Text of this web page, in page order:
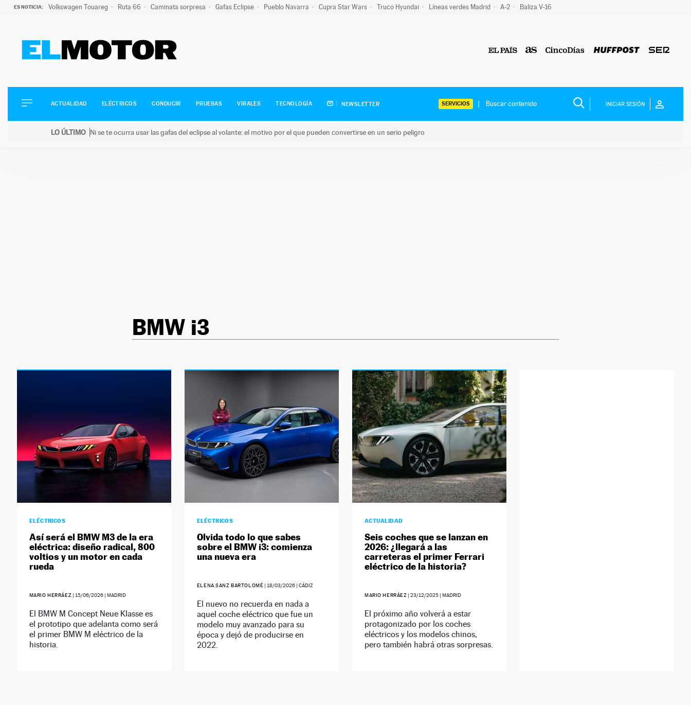
ES NOTICIA: Volkswagen Touareg Ruta 66 Caminata sorpresa Gafas Eclipse Pueblo Navarra Cupra Star Wars Truco Hyundai Líneas verdes Madrid A-2 Baliza V-16
ELÉCTRICOS
CONDUCIR
ACTUALIDAD ELÉCTRICOS CONDUCIR PRUEBAS VIRALES TECNOLOGÍA NEWSLETTER SERVICIOS INICIAR SESIÓN
LO ÚLTIMO Ni se te ocurra usar las gafas del eclipse al volante: el motivo por el que pueden convertirse en un serio peligro
BMW i3
ELÉCTRICOS
Así será el BMW M3 de la era
eléctrica: diseño radical, 800
voltios y un motor en cada
rueda
MARIO HERRÁEZ | 15/06/2026 | MADRID
El BMW M Concept Neue Klasse es
el prototipo que adelanta como será
el primer BMW M eléctrico de la
historia.
ELÉCTRICOS
Olvida todo lo que sabes
sobre el BMW i3: comienza
una nueva era
ELENA SANZ BARTOLOMÉ | 18/03/2026 | CÁDIZ
El nuevo no recuerda en nada a
aquel coche eléctrico que fue un
modelo muy avanzado para su
época y dejó de producirse en
2022.
ACTUALIDAD
Seis coches que se lanzan en
2026: ¿llegará a las
carreteras el primer Ferrari
eléctrico de la historia?
MARIO HERRÁEZ |23/12/2025 | MADRID
El próximo año volverá a estar
protagonizado por los coches
eléctricos y los modelos chinos,
pero también habrá otras sorpresas.